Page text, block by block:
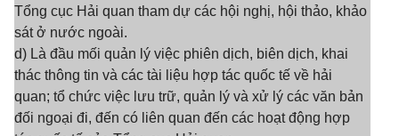
Tổng cục Hải quan tham dự các hội nghị, hội thảo, khảo
sát ở nước ngoài.
d) Là đầu mối quản lý việc phiên dịch, biên dịch, khai
thác thông tin và các tài liệu hợp tác quốc tế về hải
quan; tổ chức việc lưu trữ, quản lý và xử lý các văn bản
đối ngoại đi, đến có liên quan đến các hoạt động hợp